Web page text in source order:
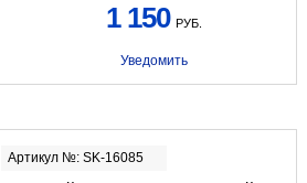
1 150 РУБ.
Уведомить
Артикул №: SK-16085